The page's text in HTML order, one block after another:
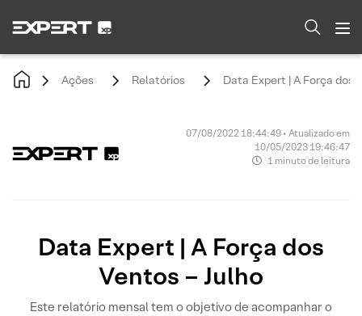
Ações Relatórios Data Expert | A Força dos
07/08/2022 18:44:49 • Atualizado em
10/05/2023 19:46:47
1 minuto de leitura
Data Expert | A Força dos
Ventos – Julho
Este relatório mensal tem o objetivo de acompanhar o